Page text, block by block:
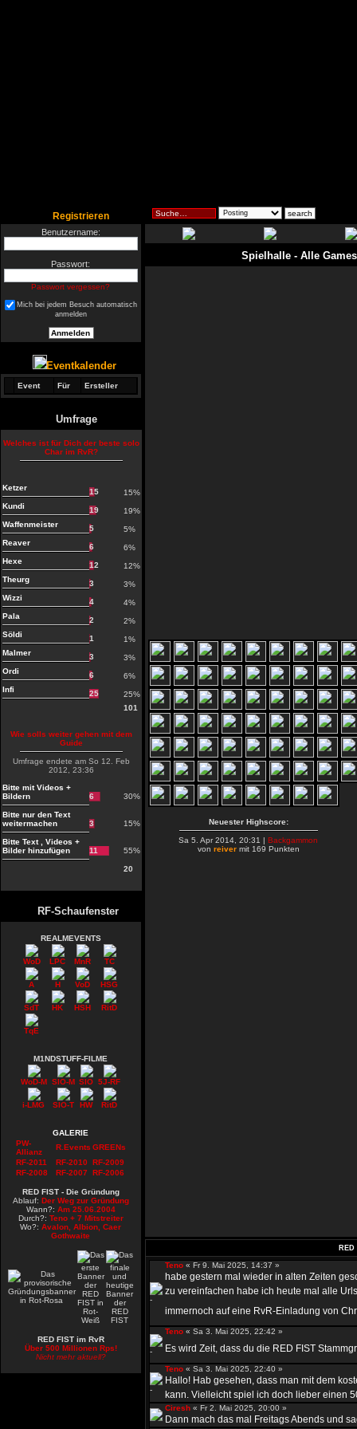
Registrieren
Benutzername:
Passwort:
Passwort vergessen?
Mich bei jedem Besuch automatisch
anmelden
Eventkalender
Event Für Ersteller
Umfrage
Welches ist für Dich der beste solo
Char im RvR?
Ketzer 15
15%
Kundi
19
19%
Waffenmeister
5
5%
Reaver
6
6%
Hexe
12
12%
Theurg
3
3%
Wizzi
4
4%
Pala
2
2%
Söldi
1
1%
Malmer
3
3%
Ordi
6
6%
Infi
25
25%
101
Wie solls weiter gehen mit dem
Guide
Umfrage endete am So 12. Feb
2012, 23:36
Bitte mit Videos +
Bildern
6 30%
Bitte nur den Text
weitermachen
3 15%
Bitte Text , Videos +
Bilder hinzufügen
11 55%
20
RF-Schaufenster
REALMEVENTS
WoD LPC MnR TC
A H VoD HSG
SdT HK HSH RitD
TqE
M1NDSTUFF-FILME
WoD-M SIO-M SIO 5J-RF
i-LMG SIO-T HW RitD
GALERIE
PW-
Allianz
R.Events GREENs
RF-2011
RF-2010 RF-2009
RF-2008
RF-2007 RF-2006
RED FIST - Die Gründung
Ablauf: Der Weg zur Gründung
Wann?: Am 25.06.2004
Durch?: Teno + 7 Mitstreiter
Wo?:Avalon, Albion, Caer
Gothwaite
RED FIST im RvR
Über 500 Millionen Rps!
Nicht mehr aktuell?
Spielhalle - Alle
Neuester Highscore:
Sa 5. Apr 2014, 20:31 |Backgammon
von reiver mit 169 Punkten
Teno « Fr 9. Mai 2025, 14:37 »
habe gestern mal wieder in alten Zeiten
zu vereinfachen habe ich heute mal alle
immernoch auf eine RvR-Einladung von
Teno « Sa 3. Mai 2025, 22:42 »
Es wird Zeit, dass du die RED FIST
Teno « Sa 3. Mai 2025, 22:40 »
Hallo! Hab gesehen, dass man mit dem
kann. Vielleicht spiel ich doch lieber einen
Ciresh « Fr 2. Mai 2025, 20:00 »
Dann mach das mal Freitags Abends und